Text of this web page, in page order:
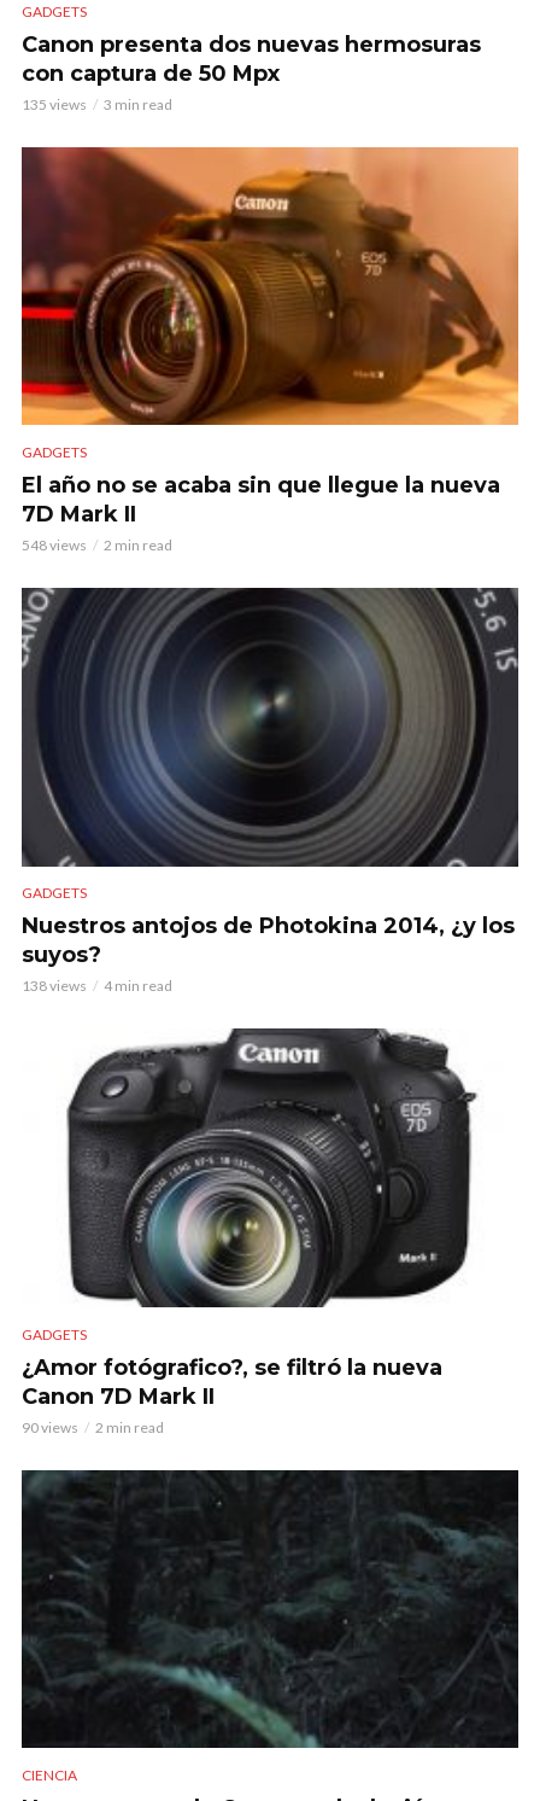
GADGETS
Canon presenta dos nuevas hermosuras
con captura de 50 Mpx
135 views 3 min read
GADGETS
El año no se acaba sin que llegue la nueva
7D Mark II
548 views 2 min read
GADGETS
Nuestros antojos de Photokina 2014, ¿y los
suyos?
138 views 4 min read
GADGETS
¿Amor fotógrafico?, se filtró la nueva
Canon 7D Mark II
90 views 2 min read
CIENCIA